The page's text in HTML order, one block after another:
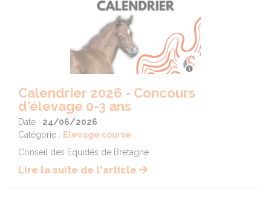
Calendrier 2026 - Concours
d'élevage 0-3 ans
Date : 24/06/2026
Catégorie : Elevage course
Conseil des Equidés de Bretagne
Lire la suite de l'article